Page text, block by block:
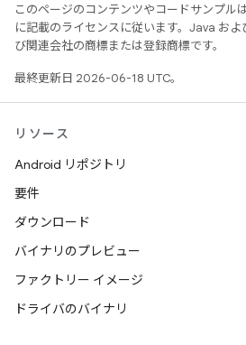
このページのコンテンツやコードサンプルは
に記載のライセンスに従います。Java お
び関連会社の商標または登録商標です。
最終更新日 2026-06-18 UTC。
リソース
Android リポジトリ
要件
ダウンロード
バイナリのプレビュー
ファクトリー イメージ
ドライバのバイナリ